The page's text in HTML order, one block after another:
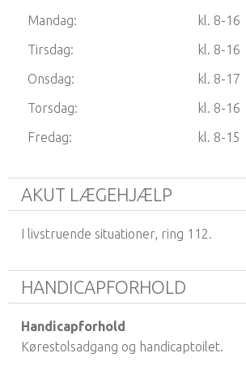
Mandag:
kl. 8-16
Tirsdag:
kl. 8-16
Onsdag:
kl. 8-17
Torsdag:
kl. 8-16
Fredag:
kl. 8-15
AKUT LÆGEHJÆLP
I livstruende situationer, ring 112.
HANDICAPFORHOLD
Handicapforhold
Kørestolsadgang og handicaptoilet.